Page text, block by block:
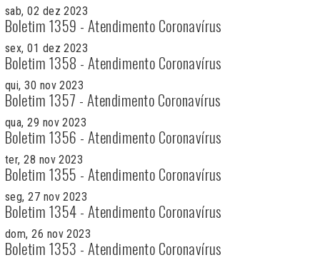
sab, 02 dez 2023
Boletim 1359 - Atendimento Coronavírus
sex, 01 dez 2023
Boletim 1358 - Atendimento Coronavírus
qui, 30 nov 2023
Boletim 1357 - Atendimento Coronavírus
qua, 29 nov 2023
Boletim 1356 - Atendimento Coronavírus
ter, 28 nov 2023
Boletim 1355 - Atendimento Coronavírus
seg, 27 nov 2023
Boletim 1354 - Atendimento Coronavírus
dom, 26 nov 2023
Boletim 1353 - Atendimento Coronavírus